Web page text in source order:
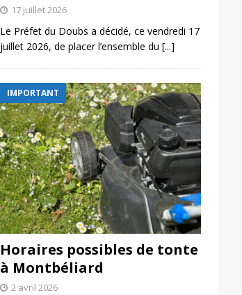
17 juillet 2026
Le Préfet du Doubs a décidé, ce vendredi 17
juillet 2026, de placer l’ensemble du [...]
IMPORTANT
Horaires possibles de tonte
à Montbéliard
2 avril 2026